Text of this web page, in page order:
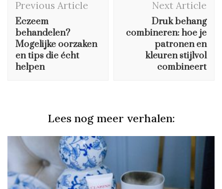
Navigation
Previous Article
Eczeem
behandelen?
Mogelijke oorzaken
en tips die écht
helpen
Next Article
Druk behang
combineren: hoe je
patronen en
kleuren stijlvol
combineert
Lees nog meer verhalen: